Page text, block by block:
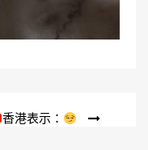
香港表示：